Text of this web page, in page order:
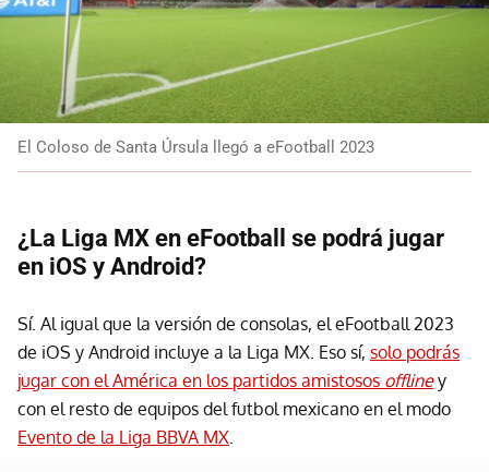
El Coloso de Santa Úrsula llegó a eFootball 2023
¿La Liga MX en eFootball se podrá jugar
en iOS y Android?
Sí. Al igual que la versión de consolas, el eFootball 2023
de iOS y Android incluye a la Liga MX. Eso sí, solo podrás
jugar con el América en los partidos amistosos offliney
con el resto de equipos del futbol mexicano en el modo
Evento de la Liga BBVA MX.